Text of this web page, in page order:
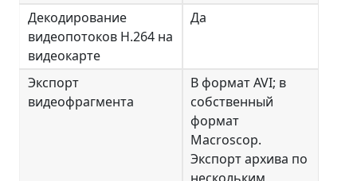
Декодирование
видеопотоков H.264 на
видеокарте
Да
Экспорт
видеофрагмента
В формат AVI; в
собственный
формат
Macroscop.
Экспорт архива по